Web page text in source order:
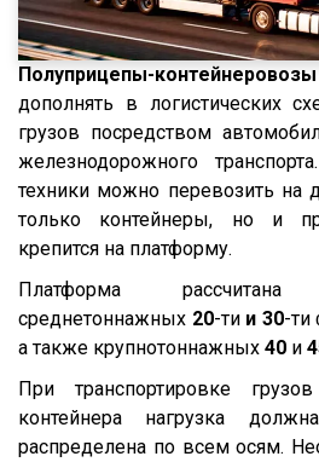
XF105
XF106
XG
X3000
X6000
Stralis
Premium
Magnum
Lander
HD 500
544018-1320-031
Полуприцепы-контейнеровозы
дополнять в логистических
грузов посредством
железнодорожного
техники можно перевозить на
только контейнеры, но и
крепится на платформу.
Платформа
среднетоннажных 20-тии 30-ти
а также крупнотоннажных 40 и
При транспортировке
контейнера нагрузка
распределена по всем осям.